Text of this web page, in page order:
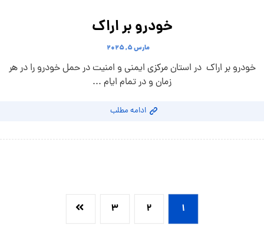
خودرو بر اراک
مارس ۵, ۲۰۲۵
خودرو بر اراک در استان مرکزی ایمنی و امنیت در حمل خودرو را در هر
زمان و در تمام ایام ...
ادامه مطلب
۱ ۲ ۳